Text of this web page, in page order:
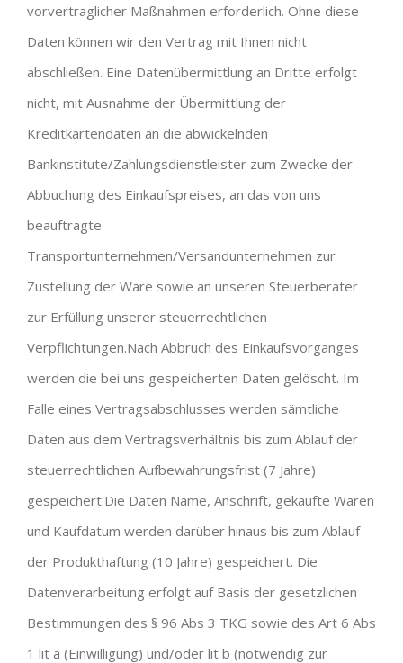
vorvertraglicher Maßnahmen erforderlich. Ohne diese
Daten können wir den Vertrag mit Ihnen nicht
abschließen. Eine Datenübermittlung an Dritte erfolgt
nicht, mit Ausnahme der Übermittlung der
Kreditkartendaten an die abwickelnden
Bankinstitute/Zahlungsdienstleister zum Zwecke der
Abbuchung des Einkaufspreises, an das von uns
beauftragte
Transportunternehmen/Versandunternehmen zur
Zustellung der Ware sowie an unseren Steuerberater
zur Erfüllung unserer steuerrechtlichen
Verpflichtungen.Nach Abbruch des Einkaufsvorganges
werden die bei uns gespeicherten Daten gelöscht. Im
Falle eines Vertragsabschlusses werden sämtliche
Daten aus dem Vertragsverhältnis bis zum Ablauf der
steuerrechtlichen Aufbewahrungsfrist (7 Jahre)
gespeichert.Die Daten Name, Anschrift, gekaufte Waren
und Kaufdatum werden darüber hinaus bis zum Ablauf
der Produkthaftung (10 Jahre) gespeichert. Die
Datenverarbeitung erfolgt auf Basis der gesetzlichen
Bestimmungen des § 96 Abs 3 TKG sowie des Art 6 Abs
1 lit a (Einwilligung) und/oder lit b (notwendig zur